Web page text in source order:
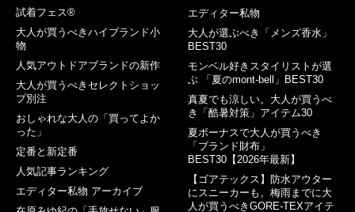
試着フェス®︎
大人が買うべきハイブランド小
物
人気アウトドアブランドの新作
大人が買うべきセレクトショッ
プ別注
おしゃれな大人の「買ってよか
った」
定番と新定番
人気記事ランキング
エディター私物 アーカイブ
エディター私物
大人が選ぶべき「メンズ香水」
BEST30
モンベル好きスタイリストが選
ぶ 「夏のmont-bell」BEST30
真夏でも涼しい。大人が買うべ
き「酷暑対策」アイテム30
夏ボーナスで大人が買うべき
「ブランド財布」
BEST30【2026年最新】
【ゴアテックス】防水アウター
にスニーカーも。梅雨までに大
人が買うべきGORE-TEXアイテ